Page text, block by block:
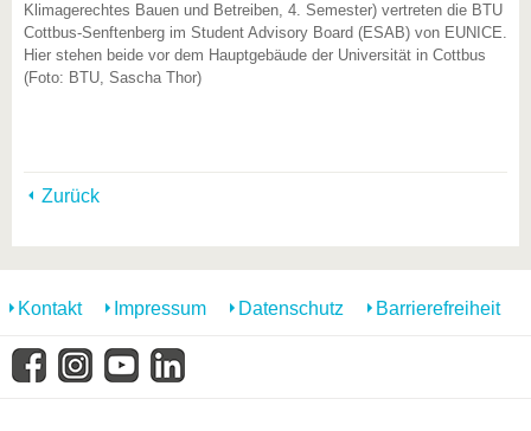
Klimagerechtes Bauen und Betreiben, 4. Semester) vertreten die BTU
Cottbus-Senftenberg im Student Advisory Board (ESAB) von EUNICE.
Hier stehen beide vor dem Hauptgebäude der Universität in Cottbus
(Foto: BTU, Sascha Thor)
Zurück
Kontakt Impressum Datenschutz Barrierefreiheit